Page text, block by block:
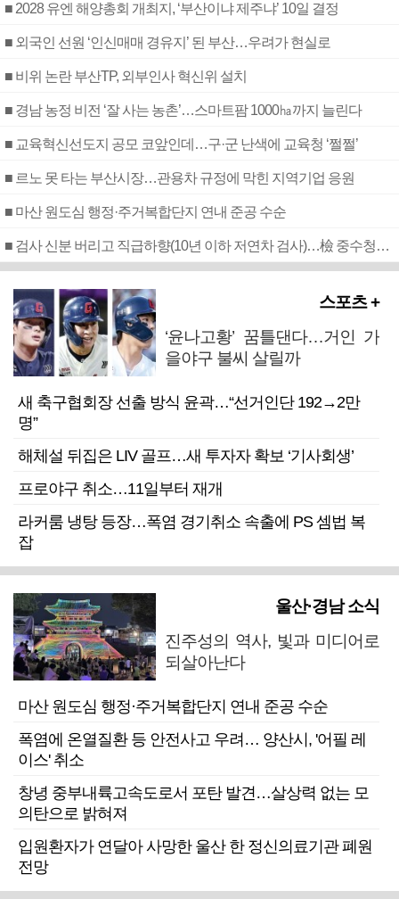
■ 2028 유엔 해양총회 개최지, ‘부산이냐 제주냐’ 10일 결정
■ 외국인 선원 ‘인신매매 경유지’ 된 부산…우려가 현실로
■ 비위 논란 부산TP, 외부인사 혁신위 설치
■ 경남 농정 비전 ‘잘 사는 농촌’…스마트팜 1000㏊까지 늘린다
■ 교육혁신선도지 공모 코앞인데…구·군 난색에 교육청 ‘쩔쩔’
■ 르노 못 타는 부산시장…관용차 규정에 막힌 지역기업 응원
■ 마산 원도심 행정·주거복합단지 연내 준공 수순
■ 검사 신분 버리고 직급하향(10년 이하 저연차 검사)…檢 중수청행 기피
스포츠 +
‘윤나고황’ 꿈틀댄다…거인 가
을야구 불씨 살릴까
새 축구협회장 선출 방식 윤곽…“선거인단 192→2만
명”
해체설 뒤집은 LIV 골프…새 투자자 확보 ‘기사회생’
프로야구 취소…11일부터 재개
라커룸 냉탕 등장…폭염 경기취소 속출에 PS 셈법 복
잡
울산·경남 소식
진주성의 역사, 빛과 미디어로
되살아난다
마산 원도심 행정·주거복합단지 연내 준공 수순
폭염에 온열질환 등 안전사고 우려… 양산시, '어필 레
이스' 취소
창녕 중부내륙고속도로서 포탄 발견…살상력 없는 모
의탄으로 밝혀져
입원환자가 연달아 사망한 울산 한 정신의료기관 폐원
전망